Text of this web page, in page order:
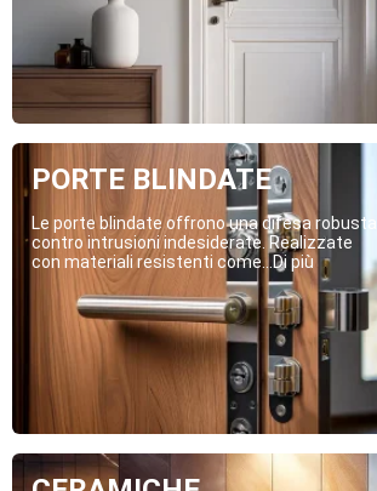
PORTE BLINDATE
Le porte blindate offrono una difesa robusta
contro intrusioni indesiderate. Realizzate
con materiali resistenti come...Di più